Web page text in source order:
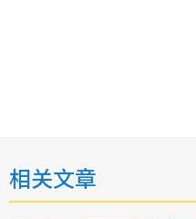
相关文章